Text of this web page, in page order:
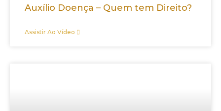
Auxílio Doença – Quem tem Direito?
Assistir Ao Vídeo